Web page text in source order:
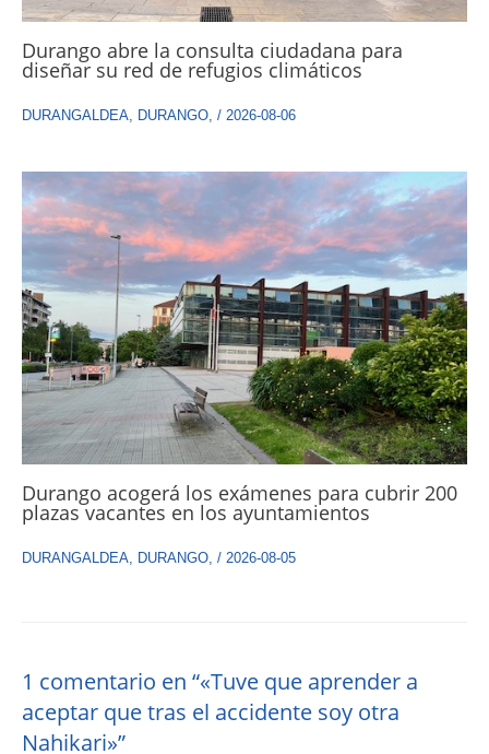
Durango abre la consulta ciudadana para
diseñar su red de refugios climáticos
DURANGALDEA, DURANGO, / 2026-08-06
Durango acogerá los exámenes para cubrir 200
plazas vacantes en los ayuntamientos
DURANGALDEA DURANGO / 2026-08-05
1 comentario en “«Tuve que aprender a
aceptar que tras el accidente soy otra
Nahikari»”